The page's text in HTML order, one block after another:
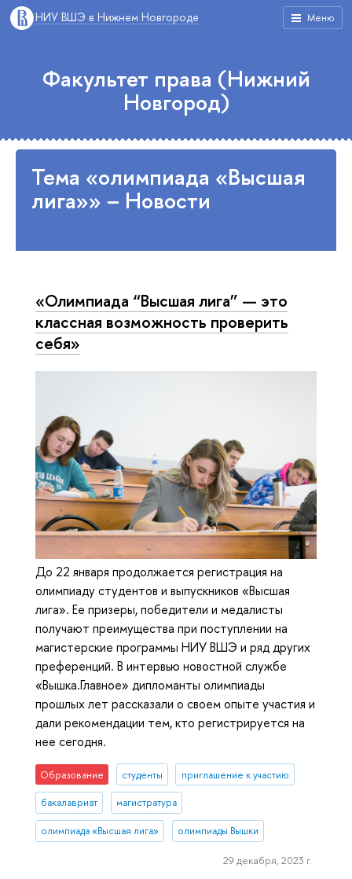
Меню
НИУ ВШЭ в Нижнем Новгороде
Факультет права (Нижний
Новгород)
Тема «олимпиада «Высшая
лига»» – Новости
«Олимпиада “Высшая лига” — это
классная возможность проверить
себя»
До 22 января продолжается регистрация на
олимпиаду студентов и выпускников «Высшая
лига». Ее призеры, победители и медалисты
получают преимущества при поступлении на
магистерские программы НИУ ВШЭ и ряд других
преференций. В интервью новостной службе
«Вышка.Главное» дипломанты олимпиады
прошлых лет рассказали о своем опыте участия и
дали рекомендации тем, кто регистрируется на
нее сегодня.
Образование студенты приглашение к участию
бакалавриат магистратура
олимпиада «Высшая лига» олимпиады Вышки
29 декабря, 2023 г.